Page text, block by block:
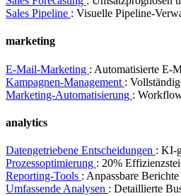
Sales Pipeline : Visuelle Pipeline-
marketing
E-Mail-Marketing : Automatisierte E-
Kampagnen-Management :
Marketing-Automatisierung :
analytics
Datengetriebene Entscheidungen : KI-
Prozessoptimierung : 20%
Reporting-Tools : Anpassbare
Umfassende Analysen : Detaillierte